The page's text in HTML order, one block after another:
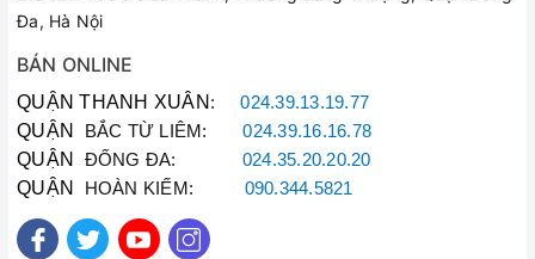
Đa, Hà Nội
BÁN ONLINE
QUẬN THANH XUÂN :024.39.13.19.77
QUẬN BẮC TỪ LIÊM:024.39.16.16.78
QUẬN ĐỐNG ĐA: 024.35.20.20.20
QUẬN HOÀN KIẾM: 090.344.5821